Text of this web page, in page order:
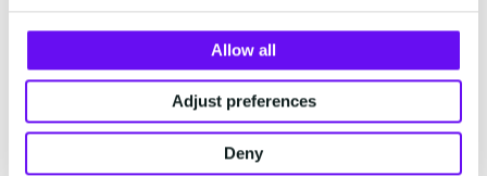
Allow all
Adjust preferences
Deny
Behind every moment
CM.com是国际云通信及AI智能体解决方案服务